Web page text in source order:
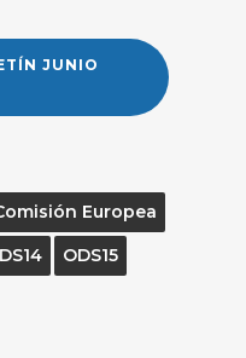
JUNIO
Europea
ODS15